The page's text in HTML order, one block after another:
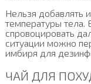
Нельзя добавлять
температуры
спровоцировать
ситуации можно
имбиря для
ЧАЙ ДЛЯ